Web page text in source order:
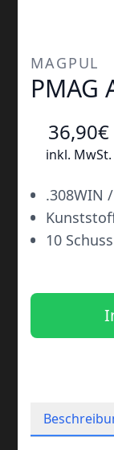
MAGPUL
PMAG
36,90€
inkl. MwSt.
• .308WIN
•
• 10 Schuss